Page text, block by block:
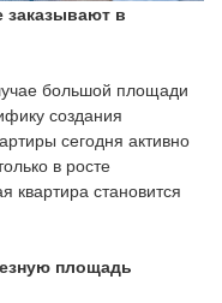
в
большой площади
создания
сегодня активно
в росте
квартира становится
площадь